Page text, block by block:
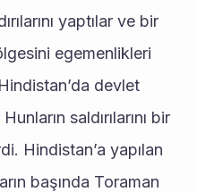
yaptılar ve bir
egemenlikleri
devlet
saldırılarını bir
Hindistan’a yapılan
başında Toraman